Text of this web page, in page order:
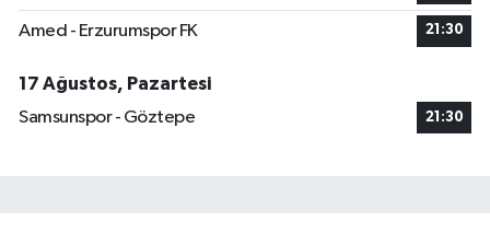
Amed - Erzurumspor FK 21:30
17 Ağustos, Pazartesi
Samsunspor - Göztepe
21:30